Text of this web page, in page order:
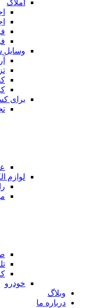
املاک
برای
لوازم
خودرو
وبلاگ
درباره ما